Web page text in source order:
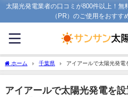
太陽光発電業者の口コミが800件以上！無
（PR）のご使用をおすす
ホーム 千葉県
アイアールで太陽光発電
県千葉市】
アイアールで太陽光発電を設